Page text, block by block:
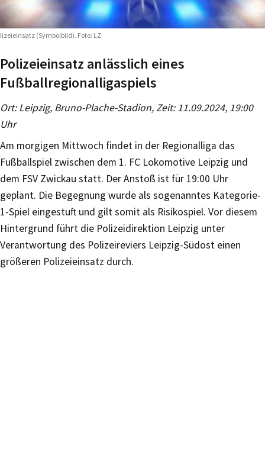
(Symbolbild). Foto: LZ
Polizeieinsatz anlässlich eines
Fußballregionalligaspiels
Ort: Leipzig, Bruno-Plache-Stadion, Zeit: 11.09.2024, 19:00
Uhr
Am morgigen Mittwoch findet in der Regionalliga das
Fußballspiel zwischen dem 1. FC Lokomotive Leipzig und
dem FSV Zwickau statt. Der Anstoß ist für 19:00 Uhr
geplant. Die Begegnung wurde als sogenanntes Kategorie-
1-Spiel eingestuft und gilt somit als Risikospiel. Vor diesem
Hintergrund führt die Polizeidirektion Leipzig unter
Verantwortung des Polizeireviers Leipzig-Südost einen
größeren Polizeieinsatz durch.